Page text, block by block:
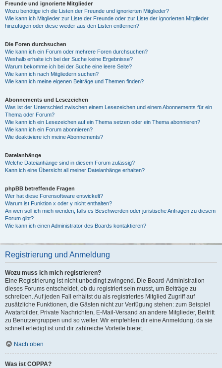
Freunde und ignorierte Mitglieder
Wozu benötige ich die Listen der Freunde und ignorierten Mitglieder?
Wie kann ich Mitglieder zur Liste der Freunde oder zur Liste der ignorierten Mitglieder
hinzufügen oder diese wieder aus den Listen entfernen?
Die Foren durchsuchen
Wie kann ich ein Forum oder mehrere Foren durchsuchen?
Weshalb erhalte ich bei der Suche keine Ergebnisse?
Warum bekomme ich bei der Suche eine leere Seite?
Wie kann ich nach Mitgliedern suchen?
Wie kann ich meine eigenen Beiträge und Themen finden?
Abonnements und Lesezeichen
Was ist der Unterschied zwischen einem Lesezeichen und einem Abonnements für ein
Thema oder Forum?
Wie kann ich ein Lesezeichen auf ein Thema setzen oder ein Thema abonnieren?
Wie kann ich ein Forum abonnieren?
Wie deaktiviere ich meine Abonnements?
Dateianhänge
Welche Dateianhänge sind in diesem Forum zulässig?
Kann ich eine Übersicht all meiner Dateianhänge erhalten?
phpBB betreffende Fragen
Wer hat diese Forensoftware entwickelt?
Warum ist Funktion x oder y nicht enthalten?
An wen soll ich mich wenden, falls es Beschwerden oder juristische Anfragen zu diesem
Forum gibt?
Wie kann ich einen Administrator des Boards kontaktieren?
Registrierung und Anmeldung
Wozu muss ich mich registrieren?
Eine Registrierung ist nicht unbedingt zwingend. Die Board-Administration
dieses Forums entscheidet, ob du registriert sein musst, um Beiträge zu
schreiben. Auf jeden Fall erhältst du als registriertes Mitglied Zugriff auf
zusätzliche Funktionen, die Gästen nicht zur Verfügung stehen: zum Beispiel
Avatarbilder, Private Nachrichten, E-Mail-Versand an andere Mitglieder, Beitritt
zu Benutzergruppen und so weiter. Wir empfehlen dir eine Anmeldung, da sie
schnell erledigt ist und dir zahlreiche Vorteile bietet.
Nach oben
Was ist COPPA?